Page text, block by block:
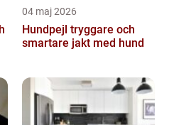
04 maj 2026
Hundpejl tryggare och
smartare jakt med hund